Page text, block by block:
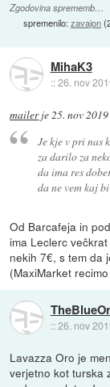
Zgodovina sprememb…
spremenilo:zavajon(
MihaK3
::26. nov
mailerje25. nov
Je kje v pri nas
za darilo za
da ima res
da ne vem kaj
Od Barcafeja in
ima Leclerc
nekih 7€, s tem da
(MaxiMarket
::26. nov
Lavazza Oro je
verjetno kot turska